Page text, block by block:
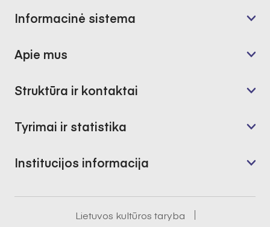
Informacinė sistema
Apie mus
Struktūra ir kontaktai
Tyrimai ir statistika
Institucijos informacija
Lietuvos kultūros taryba